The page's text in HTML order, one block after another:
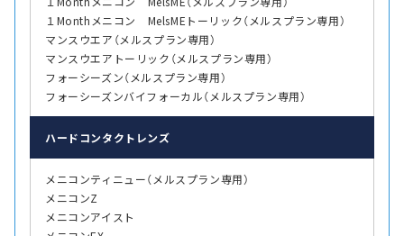
１Monthメニコン MelsMEトーリック（メルスプラン専用）
マンスウエア（メルスプラン専用）
マンスウエアトーリック（メルスプラン専用）
フォーシーズン（メルスプラン専用）
フォーシーズンバイフォーカル（メルスプラン専用）
ハード コンタクトレンズ
メニコンティニュー（メルスプラン専用）
メニコンZ
メニコンアイスト